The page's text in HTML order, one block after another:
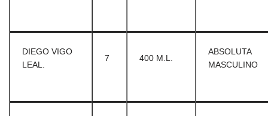
DIEGO VIGO
LEAL.
7 400 M.L.
ABSOLUTA
MASCULINO